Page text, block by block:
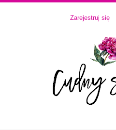
Zarejestruj się